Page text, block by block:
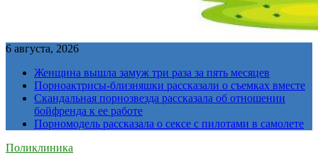
6 августа, 2026
Женщина вышла замуж три раза за пять месяцев
Порноактрисы-близняшки рассказали о съемках вместе
Скандальная порнозвезда рассказала об отношении
бойфренда к ее работе
Порномодель рассказала о сексе с пилотами в самолете
Поликлиника